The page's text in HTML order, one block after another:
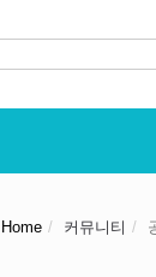
Home 커뮤니티